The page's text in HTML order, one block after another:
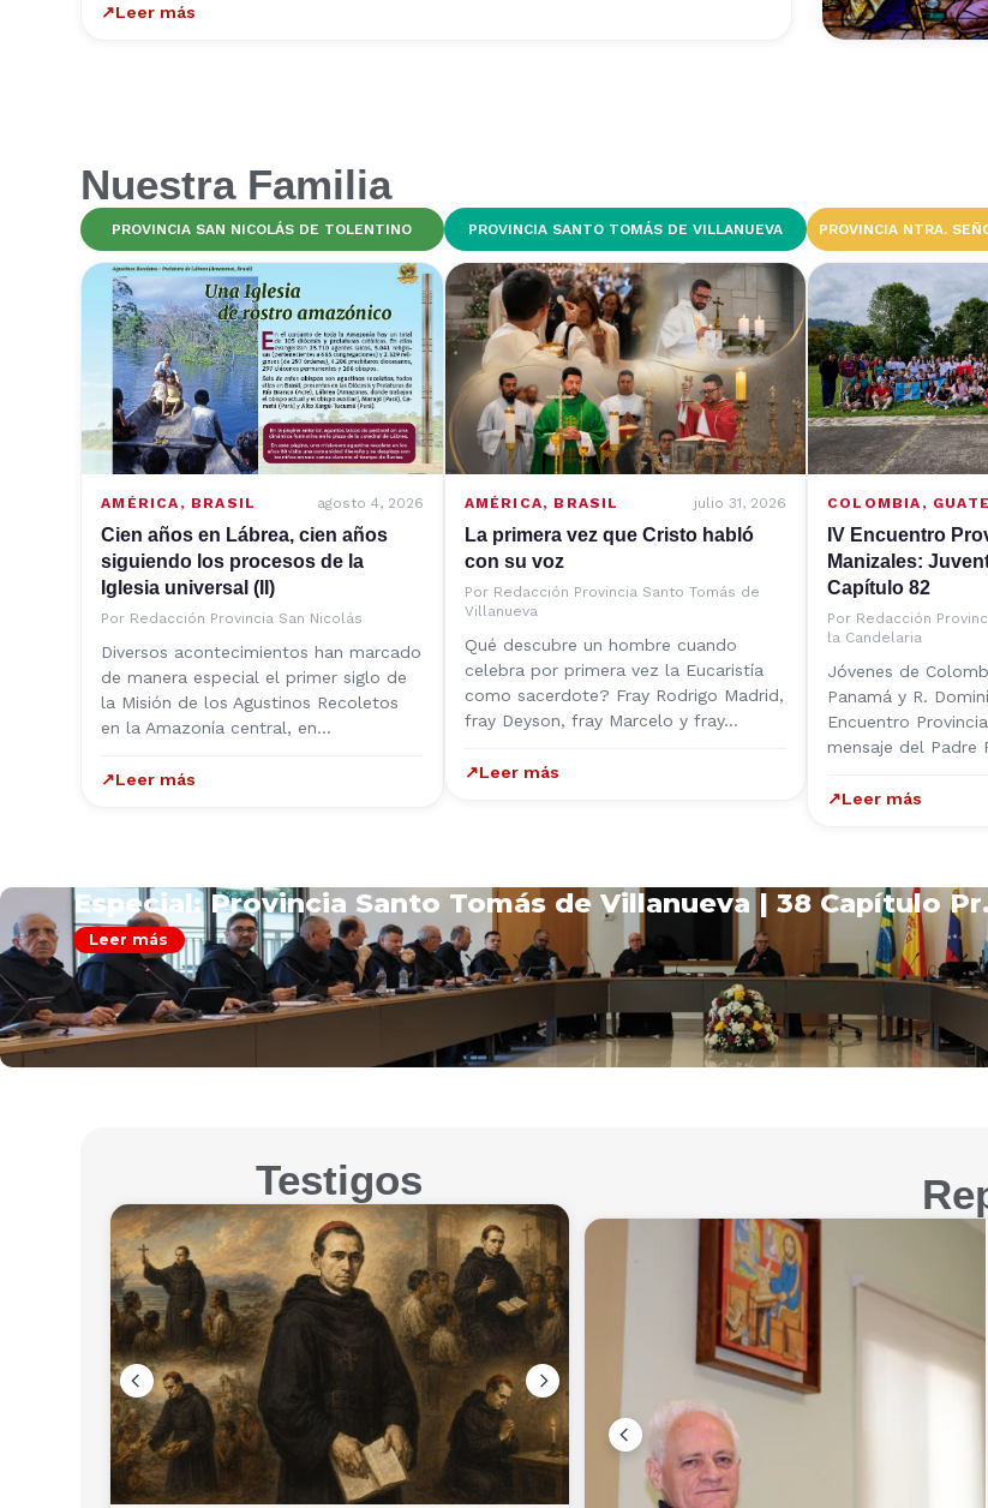
↗Leer más
Nuestra Familia
PROVINCIA SAN NICOLÁS DE TOLENTINO
AMÉRICA , BRASIL agosto 4, 2026
Cien años en Lábrea, cien años
siguiendo los procesos de la
Iglesia universal (II)
Por Redacción Provincia San Nicolás
Diversos acontecimientos han marcado
de manera especial el primer siglo de
la Misión de los Agustinos Recoletos
en la Amazonía central, en…
↗Leer más
PROVINCIA SANTO TOMÁS DE VILLANUEVA
AMÉRICA, BRASIL julio 31, 2026
La primera vez que Cristo habló
con su voz
Por Redacción Provincia Santo Tomás de
Villanueva
Qué descubre un hombre cuando
celebra por primera vez la Eucaristía
como sacerdote? Fray Rodrigo Madrid,
fray Deyson, fray Marcelo y fray…
↗Leer más
PROVINCIA NTRA.
COLOMBIA ,
IV Encuentro
Manizales:
Capítulo 82
Por Redacción
la Candelaria
Jóvenes de
Panamá y R.
Encuentro
mensaje del Padre
↗Leer más
Testigos